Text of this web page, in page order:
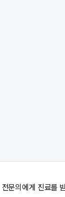
문의에게 진료를